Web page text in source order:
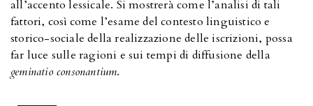
all’accento lessicale. Si mostrerà come l’analisi di tali
fattori, così come l’esame del contesto linguistico e
storico-sociale della realizzazione delle iscrizioni, possa
far luce sulle ragioni e sui tempi di diffusione della
geminatio consonantium.